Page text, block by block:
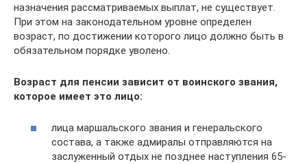
назначения рассматриваемых выплат, не существует.
При этом на законодательном уровне определен
возраст, по достижении которого лицо должно быть в
обязательном порядке уволено.
Возраст для пенсии зависит от воинского звания,
которое имеет это лицо:
лица маршальского звания и генеральского
состава, а также адмиралы отправляются на
заслуженный отдых не позднее наступления 65-